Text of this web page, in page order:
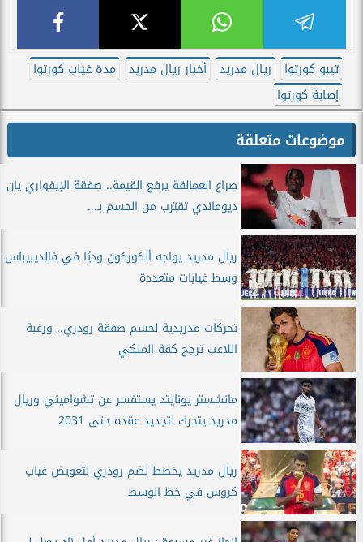
تيبو كورتوا ريال مدريد أخبار ريال مدريد
مدة غياب كورتوا
إصابة كورتوا
موضوعات متعلقة
صراع العمالقة يرفع القيمة.. صفقة الإيفواري يان
ديوماندي تقترب من الحسم بـ...
ريال مدريد يواجه ألكوركون وديًا في فالديبيباس
وسط غيابات متعددة
تحركات مدريدية لحسم صفقة رودري.. ورغبة
اللاعب ترجح كفة الملكي
مانشستر يونايتد يستفسر عن تشواميني وريال
مدريد يتحرك لتجديد عقده حتى 2031
ريال مدريد يخطط لضم رودري لتعويض غياب
كروس في خط الوسط